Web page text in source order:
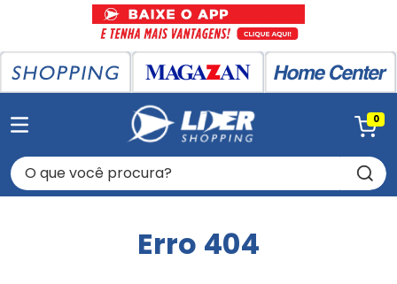
0
O que você procura?
Erro 404